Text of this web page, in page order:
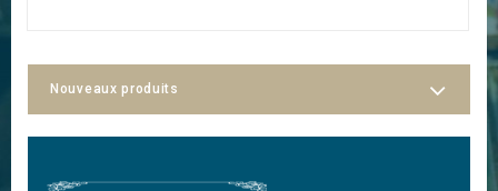
Nouveaux produits